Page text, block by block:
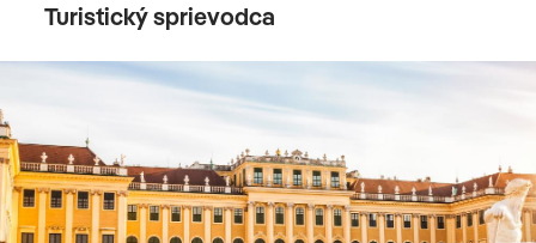
Turistický sprievodca